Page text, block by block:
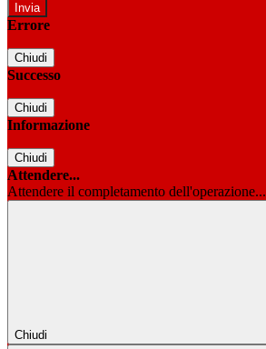
Errore
Chiudi
Successo
Chiudi
Informazione
Chiudi
Attendere...
Attendere il completamento dell'operazione...
Chiudi